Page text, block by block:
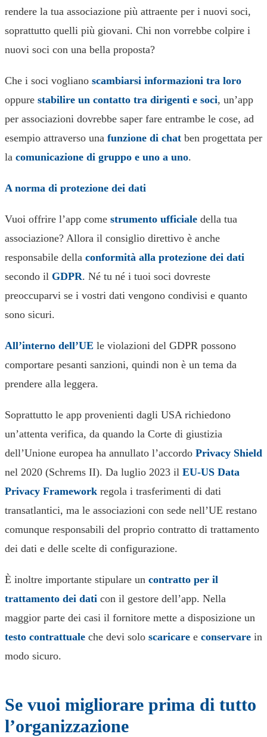
rendere la tua associazione più attraente per i nuovi soci,
soprattutto quelli più giovani. Chi non vorrebbe colpire i
nuovi soci con una bella proposta?
Che i soci vogliano scambiarsi informazioni tra loro
oppure stabilire un contatto tra dirigenti e soci, un’app
per associazioni dovrebbe saper fare entrambe le cose, ad
esempio attraverso una funzione di chat ben progettata per
la comunicazione di gruppo e uno a uno.
A norma di protezione dei dati
Vuoi offrire l’app come strumento ufficiale della tua
associazione? Allora il consiglio direttivo è anche
responsabile della conformità alla protezione dei dati
secondo il GDPR. Né tu né i tuoi soci dovreste
preoccuparvi se i vostri dati vengono condivisi e quanto
sono sicuri.
All’interno dell’UE le violazioni del GDPR possono
comportare pesanti sanzioni, quindi non è un tema da
prendere alla leggera.
Soprattutto le app provenienti dagli USA richiedono
un’attenta verifica, da quando la Corte di giustizia
dell’Unione europea ha annullato l’accordo Privacy Shield
nel 2020 (Schrems II). Da luglio 2023 il EU-US Data
Privacy Framework regola i trasferimenti di dati
transatlantici, ma le associazioni con sede nell’UE restano
comunque responsabili del proprio contratto di trattamento
dei dati e delle scelte di configurazione.
È inoltre importante stipulare un contratto per il
trattamento dei dati con il gestore dell’app. Nella
maggior parte dei casi il fornitore mette a disposizione un
testo contrattuale che devi solo scaricare e conservare in
modo sicuro.
Se vuoi migliorare prima di tutto
l’organizzazione